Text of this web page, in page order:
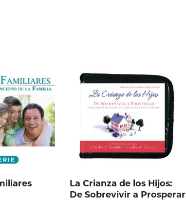
La Crianza de los Hijos:
De Sobrevivir a Prosperar